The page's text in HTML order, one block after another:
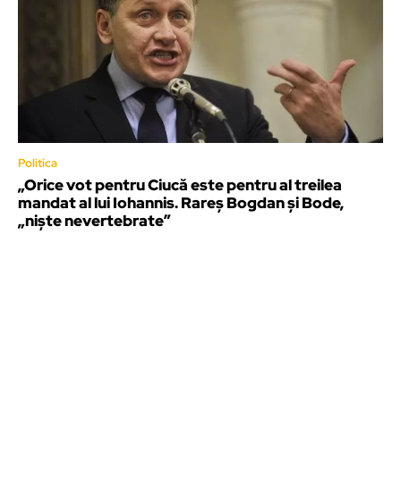
Politica
„Orice vot pentru Ciucă este pentru al treilea
mandat al lui Iohannis. Rareș Bogdan și Bode,
„niște nevertebrate”